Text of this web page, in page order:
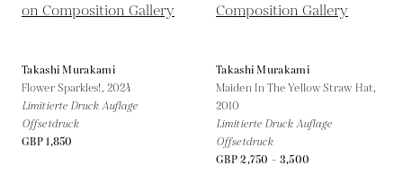
Takashi Murakami
Flower Sparkles!, 2024
Limitierte Druck Auflage
Offsetdruck
GBP 1,850
Takashi Murakami
Maiden In The Yellow Straw Hat,
2010
Limitierte Druck Auflage
Offsetdruck
GBP 2,750 - 3,500